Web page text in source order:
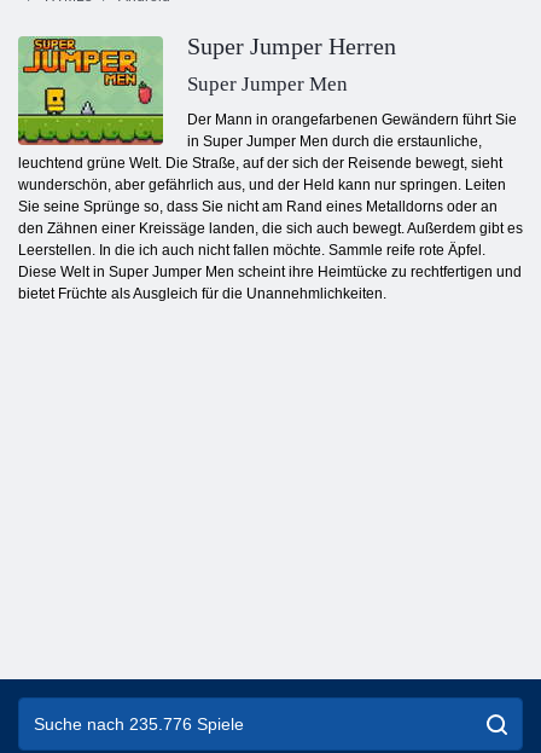
Super Jumper Herren
Super Jumper Men
Der Mann in orangefarbenen Gewändern führt Sie
in Super Jumper Men durch die erstaunliche,
leuchtend grüne Welt. Die Straße, auf der sich der Reisende bewegt, sieht
wunderschön, aber gefährlich aus, und der Held kann nur springen. Leiten
Sie seine Sprünge so, dass Sie nicht am Rand eines Metalldorns oder an
den Zähnen einer Kreissäge landen, die sich auch bewegt. Außerdem gibt es
Leerstellen. In die ich auch nicht fallen möchte. Sammle reife rote Äpfel.
Diese Welt in Super Jumper Men scheint ihre Heimtücke zu rechtfertigen und
bietet Früchte als Ausgleich für die Unannehmlichkeiten.